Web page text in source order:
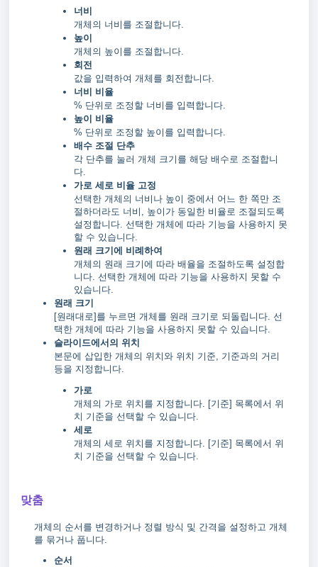
너비
개체의 너비를 조절합니다.
높이
개체의 높이를 조절합니다.
회전
값을 입력하여 개체를 회전합니다.
너비 비율
% 단위로 조정할 너비를 입력합니다.
높이 비율
% 단위로 조정할 높이를 입력합니다.
배수 조절 단추
각 단추를 눌러 개체 크기를 해당 배수로 조절합니
다.
가로 세로 비율 고정
선택한 개체의 너비나 높이 중에서 어느 한 쪽만 조
절하더라도 너비, 높이가 동일한 비율로 조절되도록
설정합니다. 선택한 개체에 따라 기능을 사용하지 못
할 수 있습니다.
원래 크기에 비례하여
개체의 원래 크기에 따라 배율을 조절하도록 설정합
니다. 선택한 개체에 따라 기능을 사용하지 못할 수
있습니다.
원래 크기
[원래대로]를 누르면 개체를 원래 크기로 되돌립니다. 선
택한 개체에 따라 기능을 사용하지 못할 수 있습니다.
슬라이드에서의 위치
본문에 삽입한 개체의 위치와 위치 기준, 기준과의 거리
등을 지정합니다.
가로
개체의 가로 위치를 지정합니다. [기준] 목록에서 위
치 기준을 선택할 수 있습니다.
세로
개체의 세로 위치를 지정합니다. [기준] 목록에서 위
치 기준을 선택할 수 있습니다.
맞춤
개체의 순서를 변경하거나 정렬 방식 및 간격을 설정하고 개체
를 묶거나 풉니다.
순서